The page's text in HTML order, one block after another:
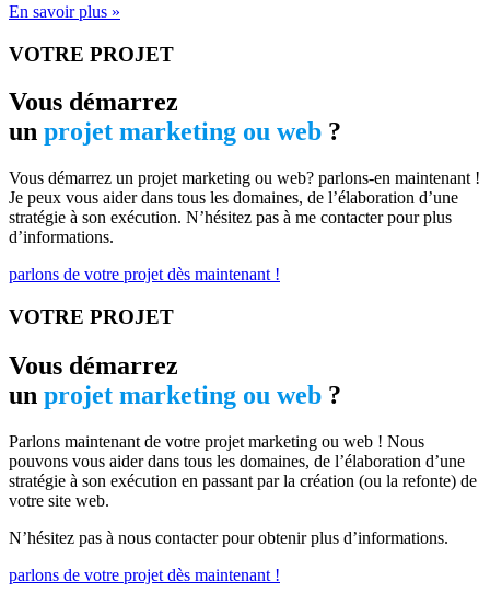
En savoir plus »
VOTRE PROJET
Vous démarrez
un projet marketing ou web ?
Vous démarrez un projet marketing ou web? parlons-en maintenant !
Je peux vous aider dans tous les domaines, de l’élaboration d’une
stratégie à son exécution. N’hésitez pas à me contacter pour plus
d’informations.
parlons de votre projet dès maintenant !
VOTRE PROJET
Vous démarrez
un projet marketing ou web ?
Parlons maintenant de votre projet marketing ou web ! Nous
pouvons vous aider dans tous les domaines, de l’élaboration d’une
stratégie à son exécution en passant par la création (ou la refonte) de
votre site web.
N’hésitez pas à nous contacter pour obtenir plus d’informations.
parlons de votre projet dès maintenant !